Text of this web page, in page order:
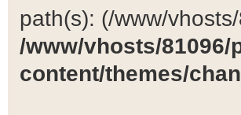
path(s): (/www/
/www/vhosts/81096/
content/themes/